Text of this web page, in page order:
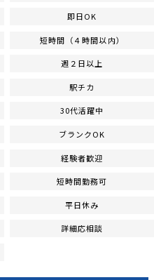
即日OK
短時間（４時間以内）
週２日以上
駅チカ
30代活躍中
ブランクOK
経験者歓迎
短時間勤務可
平日休み
詳細応相談